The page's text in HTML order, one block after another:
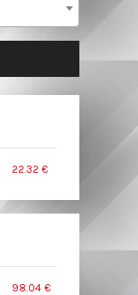
22.32 €
98.04 €